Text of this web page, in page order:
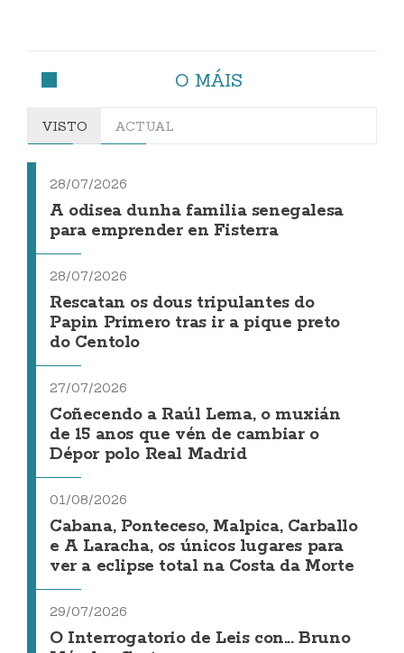
O MÁIS
VISTO ACTUAL
28/07/2026
A odisea dunha familia senegalesa
para emprender en Fisterra
28/07/2026
Rescatan os dous tripulantes do
Papin Primero tras ir a pique preto
do Centolo
27/07/2026
Coñecendo a Raúl Lema, o muxián
de 15 anos que vén de cambiar o
Dépor polo Real Madrid
01/08/2026
Cabana, Ponteceso, Malpica, Carballo
e A Laracha, os únicos lugares para
ver a eclipse total na Costa da Morte
29/07/2026
O Interrogatorio de Leis con... Bruno